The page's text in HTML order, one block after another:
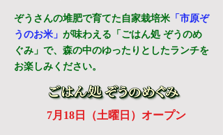
​7月18日（土曜日）オープン
ぞうさんの堆肥で育てた自家栽培米 「市原ぞ
うのお米」 が味わえる「ごはん処 ぞうのめ
ぐみ」で、森の中のゆったりとしたランチを
お楽しみください。